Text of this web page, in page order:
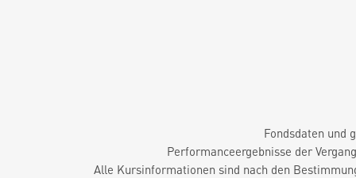
Fondsdaten und
Performanceergebnisse der
Alle Kursinformationen sind nach den